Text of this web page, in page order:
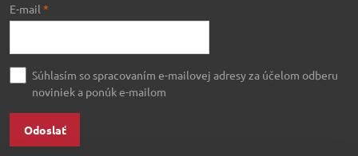
E-mail *
Súhlasím so spracovaním e-mailovej adresy za účelom odberu
noviniek a ponúk e-mailom
Odoslať